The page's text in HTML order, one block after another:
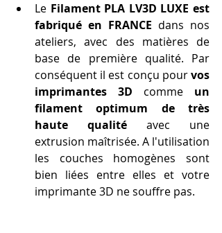
Le Filament PLA LV3D LUXE est
fabriqué en FRANCE dans nos
ateliers, avec des matières de
base de première qualité. Par
conséquent il est conçu pour vos
imprimantes 3D comme un
filament optimum de très
haute qualité avec une
extrusion maîtrisée. A l'utilisation
les couches homogènes sont
bien liées entre elles et votre
imprimante 3D ne souffre pas.